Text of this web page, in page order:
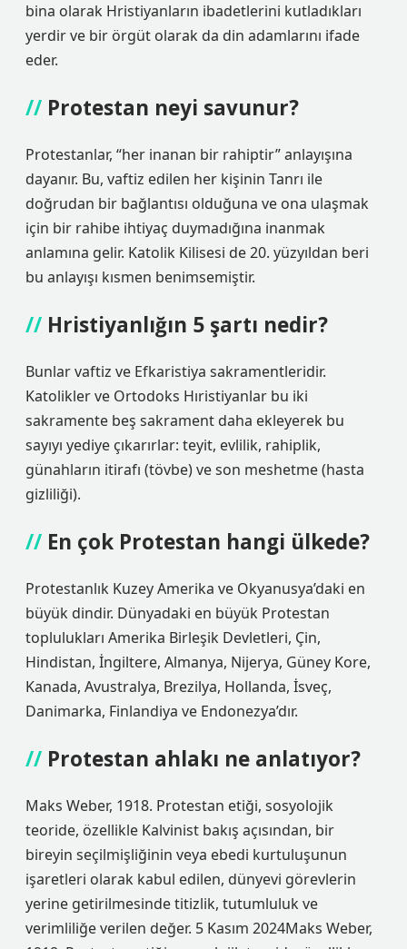
bina olarak Hristiyanların ibadetlerini kutladıkları
yerdir ve bir örgüt olarak da din adamlarını ifade
eder.
Protestan neyi savunur?
Protestanlar, “her inanan bir rahiptir” anlayışına
dayanır. Bu, vaftiz edilen her kişinin Tanrı ile
doğrudan bir bağlantısı olduğuna ve ona ulaşmak
için bir rahibe ihtiyaç duymadığına inanmak
anlamına gelir. Katolik Kilisesi de 20. yüzyıldan beri
bu anlayışı kısmen benimsemiştir.
Hristiyanlığın 5 şartı nedir?
Bunlar vaftiz ve Efkaristiya sakramentleridir.
Katolikler ve Ortodoks Hıristiyanlar bu iki
sakramente beş sakrament daha ekleyerek bu
sayıyı yediye çıkarırlar: teyit, evlilik, rahiplik,
günahların itirafı (tövbe) ve son meshetme (hasta
gizliliği).
En çok Protestan hangi ülkede?
Protestanlık Kuzey Amerika ve Okyanusya’daki en
büyük dindir. Dünyadaki en büyük Protestan
toplulukları Amerika Birleşik Devletleri, Çin,
Hindistan, İngiltere, Almanya, Nijerya, Güney Kore,
Kanada, Avustralya, Brezilya, Hollanda, İsveç,
Danimarka, Finlandiya ve Endonezya’dır.
Protestan ahlakı ne anlatıyor?
Maks Weber, 1918. Protestan etiği, sosyolojik
teoride, özellikle Kalvinist bakış açısından, bir
bireyin seçilmişliğinin veya ebedi kurtuluşunun
işaretleri olarak kabul edilen, dünyevi görevlerin
yerine getirilmesinde titizlik, tutumluluk ve
verimliliğe verilen değer. 5 Kasım 2024Maks Weber,